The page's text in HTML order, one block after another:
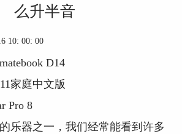
么升半音
10: 00: 00
D14
家庭中文版
Pro 8
乐器之一，我们经常能看到许多